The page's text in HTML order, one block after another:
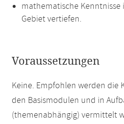
mathematische Kenntnisse
Gebiet vertiefen.
Voraussetzungen
Keine. Empfohlen werden die
den Basismodulen und in
(themenabhängig) vermittelt